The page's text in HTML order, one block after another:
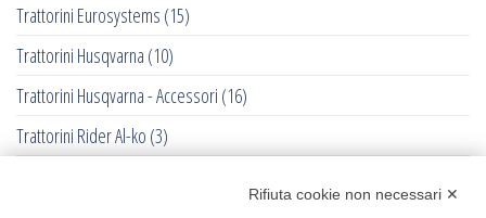
Trattorini Eurosystems (15)
Trattorini Husqvarna (10)
Trattorini Husqvarna - Accessori (16)
Trattorini Rider Al-ko (3)
Rifiuta cookie non necessari ✕